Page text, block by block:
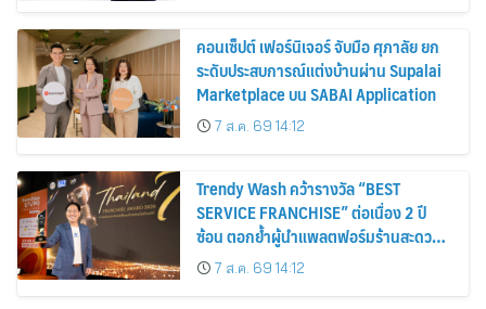
คอนเซ็ปต์ เฟอร์นิเจอร์ จับมือ ศุภาลัย ยก
ระดับประสบการณ์แต่งบ้านผ่าน Supalai
Marketplace บน SABAI Application
7 ส.ค. 69 14:12
Trendy Wash คว้ารางวัล “BEST
SERVICE FRANCHISE” ต่อเนื่อง 2 ปี
ซ้อน ตอกย้ำผู้นำแพลตฟอร์มร้านสะดวก
ซัก ในงาน Thailand Franchise Award
2026
7 ส.ค. 69 14:12